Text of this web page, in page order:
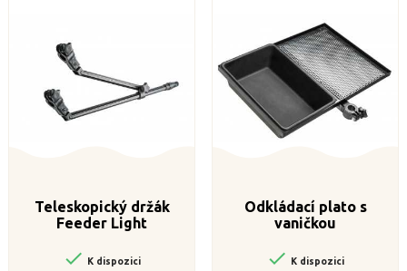
Teleskopický držák
Feeder Light
 K dispozici
Odkládací plato s
vaničkou
 K dispozici